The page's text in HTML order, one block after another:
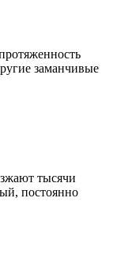
заманчивые
тысячи
постоянно